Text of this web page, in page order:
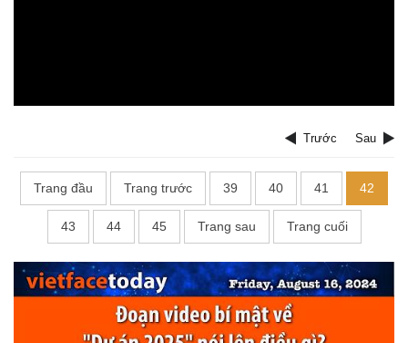
Trước Sau
Trang đầu Trang trước 39 40 41 42
43 44 45 Trang sau Trang cuối